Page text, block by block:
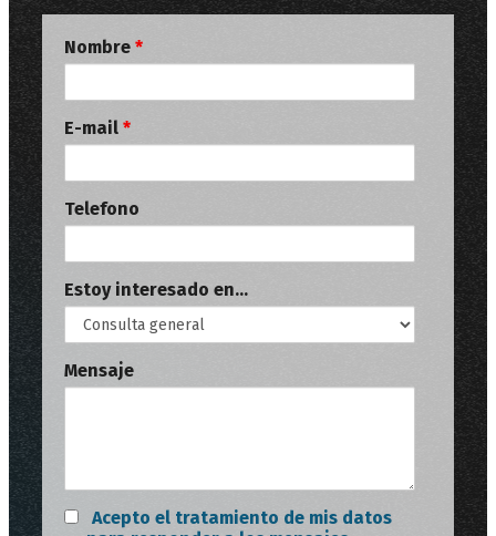
Nombre *
E-mail *
Telefono
Estoy interesado en...
Mensaje
Acepto el tratamiento de mis datos